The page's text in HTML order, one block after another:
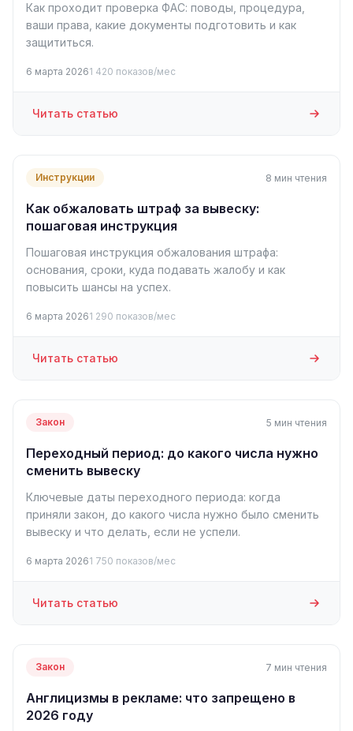
Как проходит проверка ФАС: поводы, процедура,
ваши права, какие документы подготовить и как
защититься.
6 марта 20261 420 показов/мес
Читать статью
Инструкции 8 мин чтения
Как обжаловать штраф за вывеску:
пошаговая инструкция
Пошаговая инструкция обжалования штрафа:
основания, сроки, куда подавать жалобу и как
повысить шансы на успех.
6 марта 20261 290 показов/мес
Читать статью
Закон 5 мин чтения
Переходный период: до какого числа нужно
сменить вывеску
Ключевые даты переходного периода: когда
приняли закон, до какого числа нужно было сменить
вывеску и что делать, если не успели.
6 марта 20261 750 показов/мес
Читать статью
Закон 7 мин чтения
Англицизмы в рекламе: что запрещено в
2026 году